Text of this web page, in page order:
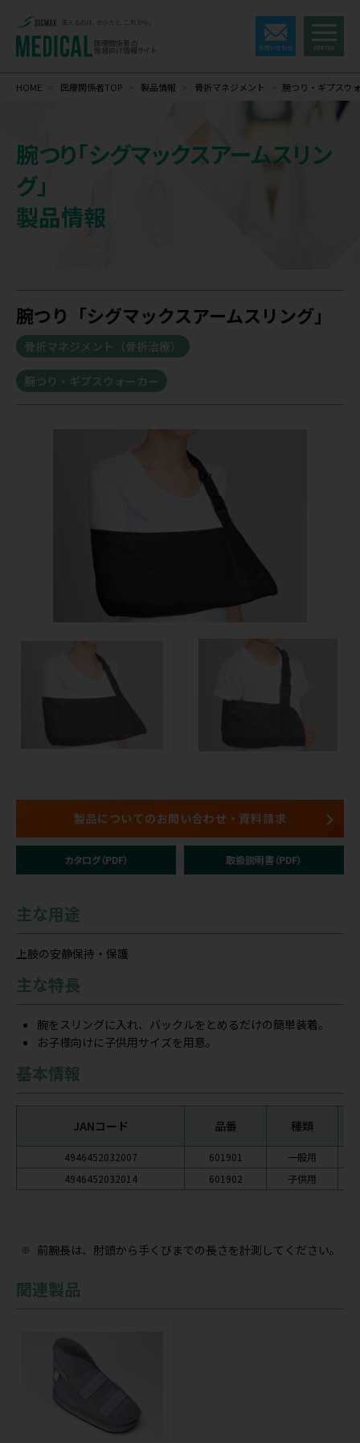
支えるのは、からだと、これから。
医療関係者の
皆様向け情報サイト
HOME > 医療関係者TOP > 製品情報 > 骨折マネジメント > 腕つり・ギプスウ
腕つり「シグマックスアームスリン
グ」
製品情報
腕つり「シグマックスアームスリング」
骨折マネジメント（骨折治療）
腕つり・ギプスウォーカー
製品についてのお問い合わせ・資料請求
カタログ（PDF） 取扱説明書（PDF）
主な用途
上肢の安静保持・保護
主な特長
腕をスリングに入れ、バックルをとめるだけの簡単装着。
お子様向けに子供用サイズを用意。
基本情報
JANコード 品番 種類
4946452032007 601901
一般用
4946452032014
601902 子供用
前腕長は、肘頭から手くびまでの長さを計測してください。
関連製品